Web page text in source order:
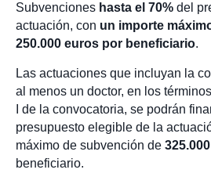
Subvenciones hasta el 70% del
actuación, con un importe
250.000 euros por beneficiario.
Las actuaciones que incluyan la
al menos un doctor, en los
I de la convocatoria, se podrán
presupuesto elegible de la
máximo de subvención de
beneficiario.